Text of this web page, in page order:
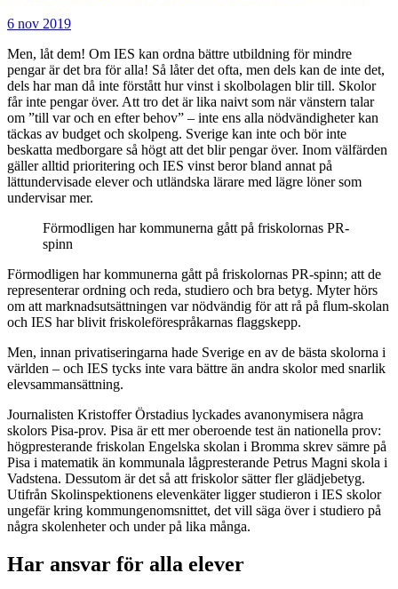
6 nov 2019
Men, låt dem! Om IES kan ordna bättre utbildning för mindre
pengar är det bra för alla! Så låter det ofta, men dels kan de inte det,
dels har man då inte förstått hur vinst i skolbolagen blir till. Skolor
får inte pengar över. Att tro det är lika naivt som när vänstern talar
om ”till var och en efter behov” – inte ens alla nödvändigheter kan
täckas av budget och skolpeng. Sverige kan inte och bör inte
beskatta medborgare så högt att det blir pengar över. Inom välfärden
gäller alltid prioritering och IES vinst beror bland annat på
lättundervisade elever och utländska lärare med lägre löner som
undervisar mer.
Förmodligen har kommunerna gått på friskolornas PR-
spinn
Förmodligen har kommunerna gått på friskolornas PR-spinn; att de
representerar ordning och reda, studiero och bra betyg. Myter hörs
om att marknadsutsättningen var nödvändig för att rå på flum-skolan
och IES har blivit friskoleförespråkarnas flaggskepp.
Men, innan privatiseringarna hade Sverige en av de bästa skolorna i
världen – och IES tycks inte vara bättre än andra skolor med snarlik
elevsammansättning.
Journalisten Kristoffer Örstadius lyckades avanonymisera några
skolors Pisa-prov. Pisa är ett mer oberoende test än nationella prov:
högpresterande friskolan Engelska skolan i Bromma skrev sämre på
Pisa i matematik än kommunala lågpresterande Petrus Magni skola i
Vadstena. Dessutom är det så att friskolor sätter fler glädjebetyg.
Utifrån Skolinspektionens elevenkäter ligger studieron i IES skolor
ungefär kring kommungenomsnittet, det vill säga över i studiero på
några skolenheter och under på lika många.
Har ansvar för alla elever